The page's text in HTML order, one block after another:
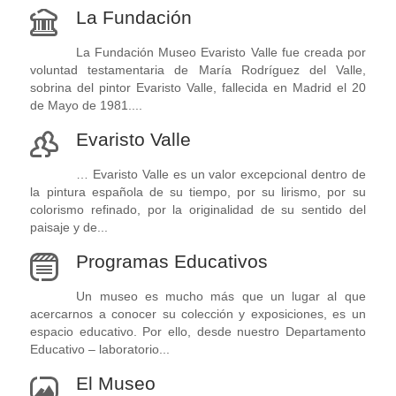
La Fundación
La Fundación Museo Evaristo Valle fue creada por
voluntad testamentaria de María Rodríguez del Valle,
sobrina del pintor Evaristo Valle, fallecida en Madrid el 20
de Mayo de 1981....
Evaristo Valle
… Evaristo Valle es un valor excepcional dentro de
la pintura española de su tiempo, por su lirismo, por su
colorismo refinado, por la originalidad de su sentido del
paisaje y de...
Programas Educativos
Un museo es mucho más que un lugar al que
acercarnos a conocer su colección y exposiciones, es un
espacio educativo. Por ello, desde nuestro Departamento
Educativo – laboratorio...
El Museo